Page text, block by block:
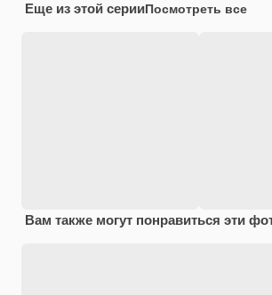
Еще из этой серииПосмотреть все
Вам также могут понравиться эти